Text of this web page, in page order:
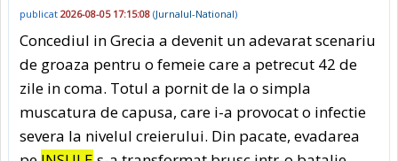
publicat 2026-08-05 17:15:08 (Jurnalul-National)
Concediul in Grecia a devenit un adevarat scenariu
de groaza pentru o femeie care a petrecut 42 de
zile in coma. Totul a pornit de la o simpla
muscatura de capusa, care i-a provocat o infectie
severa la nivelul creierului. Din pacate, evadarea